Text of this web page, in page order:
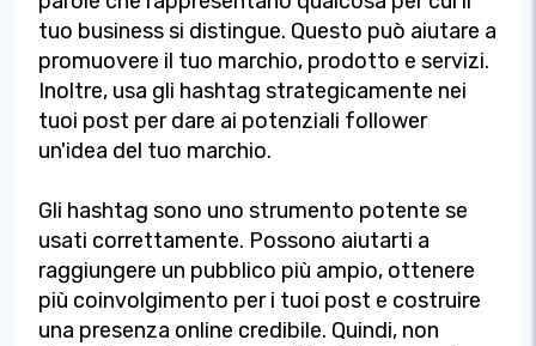
tuo business si distingue. Questo può aiutare a
promuovere il tuo marchio, prodotto e servizi.
Inoltre, usa gli hashtag strategicamente nei
tuoi post per dare ai potenziali follower
un'idea del tuo marchio.
Gli hashtag sono uno strumento potente se
usati correttamente. Possono aiutarti a
raggiungere un pubblico più ampio, ottenere
più coinvolgimento per i tuoi post e costruire
una presenza online credibile. Quindi, non